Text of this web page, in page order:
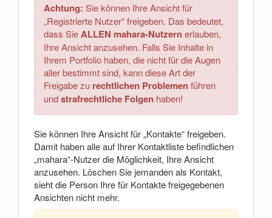
Achtung: Sie können Ihre Ansicht für
„Registrierte Nutzer“ freigeben. Das bedeutet,
dass SieALLEN mahara-Nutzernerlauben,
Ihre Ansicht anzusehen. Falls Sie Inhalte in
Ihrem Portfolio haben, die nicht für die Augen
aller bestimmt sind, kann diese Art der
Freigabe zu rechtlichen Problemenführen
undstrafrechtliche Folgen haben!
Sie können Ihre Ansicht für „Kontakte“ freigeben.
Damit haben alle auf Ihrer Kontaktliste befindlichen
„mahara“-Nutzer die Möglichkeit, Ihre Ansicht
anzusehen. Löschen Sie jemanden als Kontakt,
sieht die Person Ihre für Kontakte freigegebenen
Ansichten nicht mehr.